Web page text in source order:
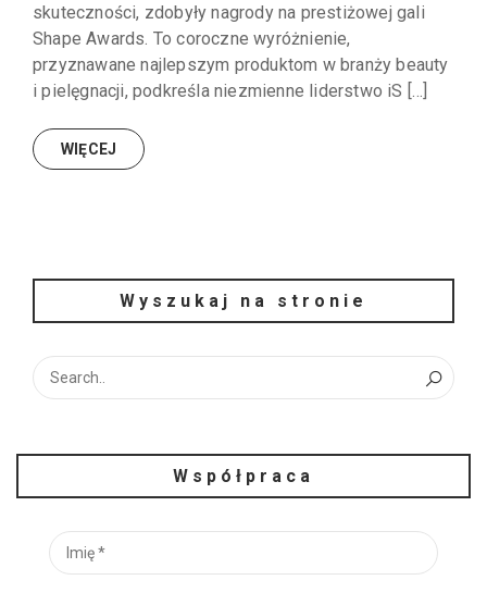
skuteczności, zdobyły nagrody na prestiżowej gali
Shape Awards. To coroczne wyróżnienie,
przyznawane najlepszym produktom w branży beauty
i pielęgnacji, podkreśla niezmienne liderstwo iS […]
WIĘCEJ
Wyszukaj na stronie
Współpraca